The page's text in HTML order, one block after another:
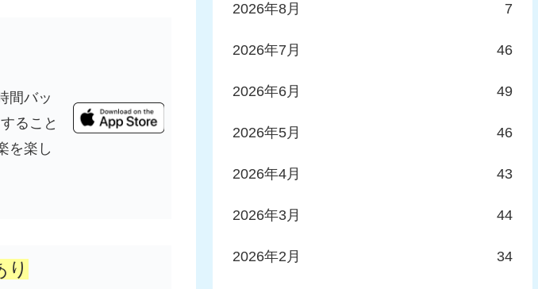
間バッ
ること
を楽し
り
2026年8月 7
2026年7月 46
2026年6月 49
2026年5月 46
2026年4月 43
2026年3月 44
2026年2月 34